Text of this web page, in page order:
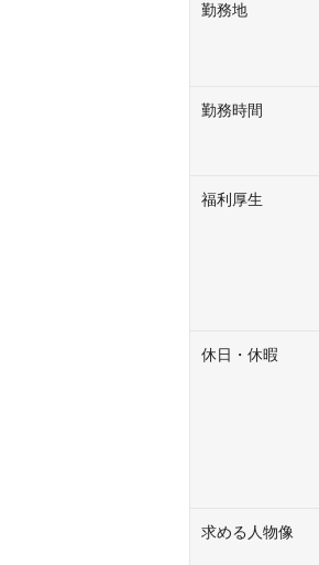
勤務地
勤務時間
福利厚生
休日・休暇
求める人物像